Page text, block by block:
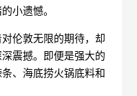
小遗憾。
伦敦无限的期待，却
震撼。即便是强大的
、海底捞火锅底料和